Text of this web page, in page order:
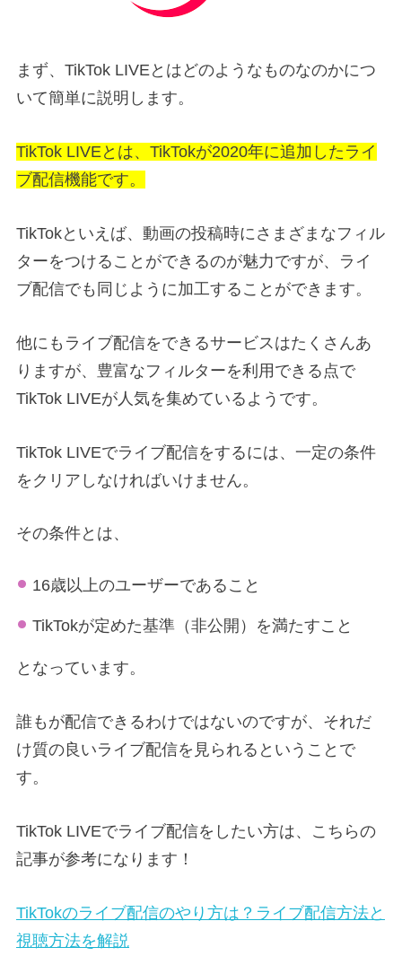
まず、TikTok LIVEとはどのようなものなのかにつ
いて簡単に説明します。
TikTok LIVEとは、TikTokが2020年に追加したライ
ブ配信機能です。
TikTokといえば、動画の投稿時にさまざまなフィル
ターをつけることができるのが魅力ですが、ライ
ブ配信でも同じように加工することができます。
他にもライブ配信をできるサービスはたくさんあ
りますが、豊富なフィルターを利用できる点で
TikTok LIVEが人気を集めているようです。
TikTok LIVEでライブ配信をするには、一定の条件
をクリアしなければいけません。
その条件とは、
16歳以上のユーザーであること
TikTokが定めた基準（非公開）を満たすこと
となっています。
誰もが配信できるわけではないのですが、それだ
け質の良いライブ配信を見られるということで
す。
TikTok LIVEでライブ配信をしたい方は、こちらの
記事が参考になります！
TikTokのライブ配信のやり方は？ライブ配信方法と
視聴方法を解説